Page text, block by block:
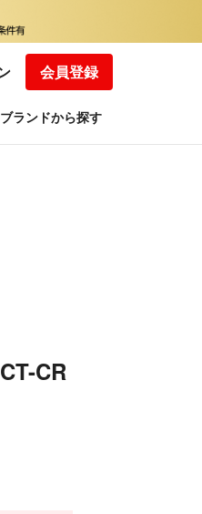
会員登録
ブランドから探す
CR